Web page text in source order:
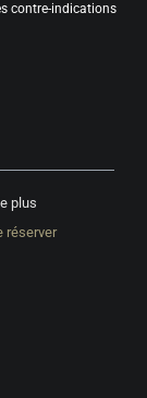
contre-indications
plus
réserver